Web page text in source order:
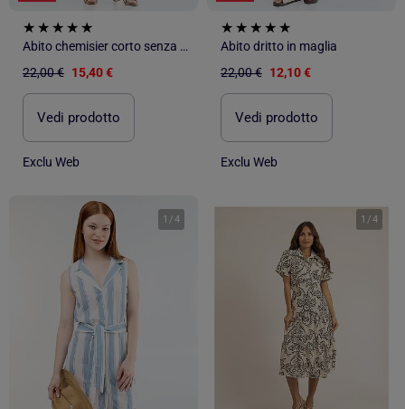
Abito chemisier corto senza maniche in misto lino
22,00 € 15,40 €
Vedi prodotto
Exclu Web
Abito dritto in maglia
22,00 € 12,10 €
Vedi prodotto
Exclu Web
1 /4 1 /4